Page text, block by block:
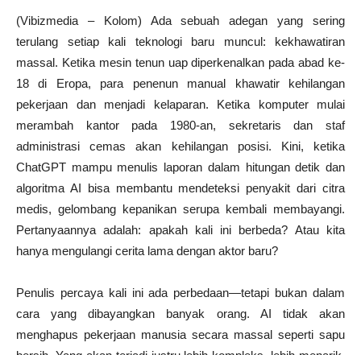
(Vibizmedia – Kolom) Ada sebuah adegan yang sering
terulang setiap kali teknologi baru muncul: kekhawatiran
massal. Ketika mesin tenun uap diperkenalkan pada abad ke-
18 di Eropa, para penenun manual khawatir kehilangan
pekerjaan dan menjadi kelaparan. Ketika komputer mulai
merambah kantor pada 1980-an, sekretaris dan staf
administrasi cemas akan kehilangan posisi. Kini, ketika
ChatGPT mampu menulis laporan dalam hitungan detik dan
algoritma AI bisa membantu mendeteksi penyakit dari citra
medis, gelombang kepanikan serupa kembali membayangi.
Pertanyaannya adalah: apakah kali ini berbeda? Atau kita
hanya mengulangi cerita lama dengan aktor baru?
Penulis percaya kali ini ada perbedaan—tetapi bukan dalam
cara yang dibayangkan banyak orang. AI tidak akan
menghapus pekerjaan manusia secara massal seperti sapu